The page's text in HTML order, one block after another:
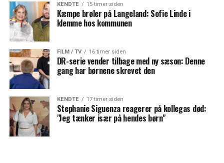
KENDTE 15 timer siden
Kæmpe brøler på Langeland: Sofie Linde i
klemme hos kommunen
FILM / TV 16 timer siden
DR-serie vender tilbage med ny sæson: Denne
gang har børnene skrevet den
KENDTE 17 timer siden
Stephanie Siguenza reagerer på kollegas død:
"Jeg tænker især på hendes børn"